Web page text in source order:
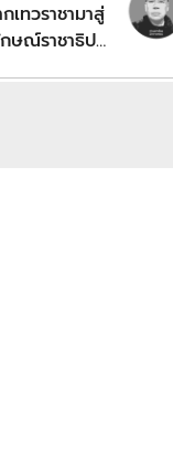
เทวราชามาสู่
ษณ์ราชาธิป